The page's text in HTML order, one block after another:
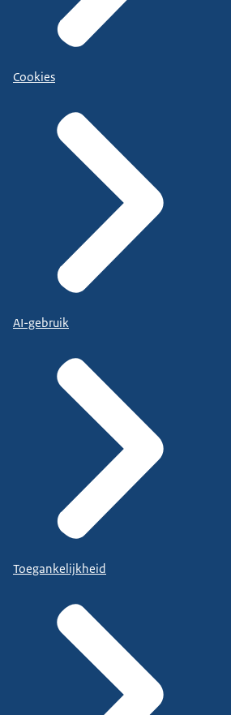
Cookies
AI-gebruik
Toegankelijkheid